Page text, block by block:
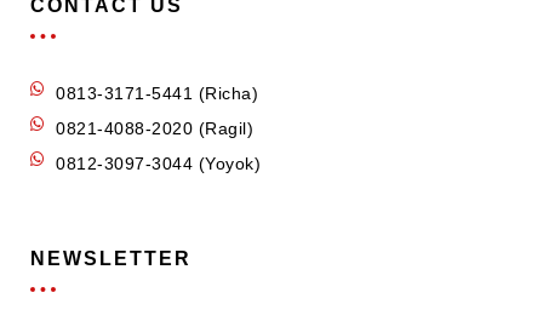
CONTACT US
0813-3171-5441 (Richa)
0821-4088-2020 (Ragil)
0812-3097-3044 (Yoyok)
NEWSLETTER